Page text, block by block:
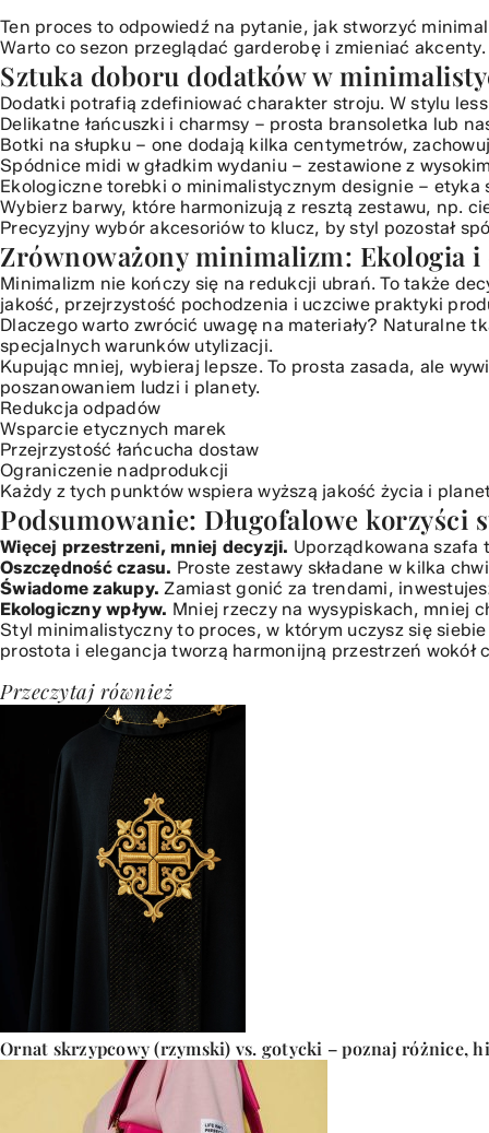
Ten proces to odpowiedź na pytanie, jak stworzyć
Warto co sezon przeglądać garderobę i zmieniać
Sztuka doboru dodatków w
Dodatki potrafią zdefiniować charakter stroju. W stylu
Delikatne łańcuszki i charmsy – prosta bransoletka lub
Botki na słupku– one dodają kilka centymetrów,
Spódnice midi w gładkim wydaniu – zestawione z
Ekologiczne torebki o minimalistycznym designie – etyka
Wybierz barwy, które harmonizują z resztą zestawu, np.
Precyzyjny wybór akcesoriów to klucz, by styl pozostał
Zrównoważony minimalizm: Ekologia i
Minimalizm nie kończy się na redukcji ubrań. To także
jakość, przejrzystość pochodzenia i uczciwe praktyki
Dlaczego warto zwrócić uwagę na materiały? Naturalne
specjalnych warunków utylizacji.
Kupując mniej, wybieraj lepsze. To prosta zasada, ale
poszanowaniem ludzi i planety.
Redukcja odpadów
Wsparcie etycznych marek
Przejrzystość łańcucha dostaw
Ograniczenie nadprodukcji
Każdy z tych punktów wspiera wyższą jakość życia i
Podsumowanie: Długofalowe korzyści
Więcej przestrzeni, mniej decyzji. Uporządkowana szafa
Oszczędność czasu. Proste zestawy składane w kilka
Świadome zakupy. Zamiast gonić za trendami,
Ekologiczny wpływ. Mniej rzeczy na wysypiskach, mniej
Styl minimalistyczny to proces, w którym uczysz się
prostota i elegancja tworzą harmonijną przestrzeń wokół
Przeczytaj również
Ornat skrzypcowy (rzymski) vs. gotycki – poznaj różnice,